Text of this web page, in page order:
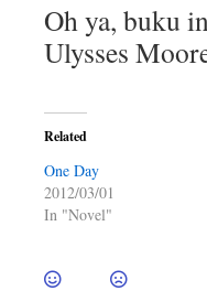
Oh ya, buku
Ulysses
Related
One Day
2012/03/01
In "Novel"